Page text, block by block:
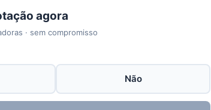
agora
· sem compromisso
Não